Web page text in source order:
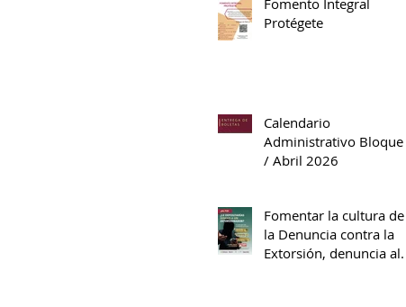
Protégete
Calendario
Administrativo Bloque II
/ Abril 2026
Fomentar la cultura de
la Denuncia contra la
Extorsión, denuncia al